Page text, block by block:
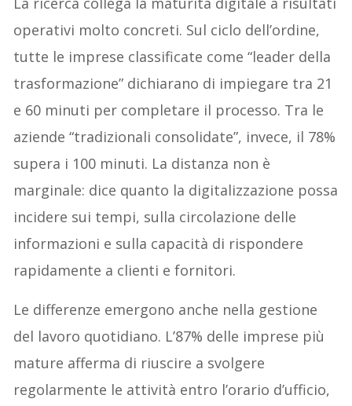
operativi molto concreti. Sul ciclo dell’ordine,
tutte le imprese classificate come “leader della
trasformazione” dichiarano di impiegare tra 21
e 60 minuti per completare il processo. Tra le
aziende “tradizionali consolidate”, invece, il 78%
supera i 100 minuti. La distanza non è
marginale: dice quanto la digitalizzazione possa
incidere sui tempi, sulla circolazione delle
informazioni e sulla capacità di rispondere
rapidamente a clienti e fornitori.
Le differenze emergono anche nella gestione
del lavoro quotidiano. L’87% delle imprese più
mature afferma di riuscire a svolgere
regolarmente le attività entro l’orario d’ufficio,